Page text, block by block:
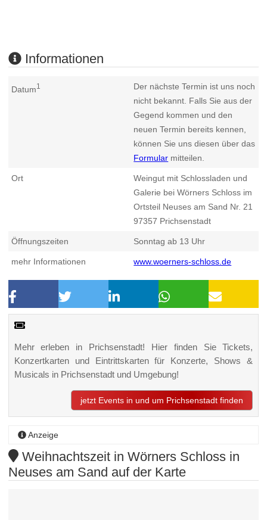
Informationen
Datum1
Der nächste Termin ist uns noch
nicht bekannt. Falls Sie aus der
Gegend kommen und den
neuen Termin bereits kennen,
können Sie uns diesen über das
Formular mitteilen.
Ort
Weingut mit Schlossladen und
Galerie bei Wörners Schloss im
Ortsteil Neuses am Sand Nr. 21
97357 Prichsenstadt
Öffnungszeiten Sonntag ab 13 Uhr
mehr Informationen www.woerners-schloss.de
Mehr erleben in Prichsenstadt! Hier finden Sie Tickets,
Konzertkarten und Eintrittskarten für Konzerte, Shows &
Musicals in Prichsenstadt und Umgebung!
jetzt Events in und um Prichsenstadt finden
Anzeige
Weihnachtszeit in Wörners Schloss in
Neuses am Sand auf der Karte